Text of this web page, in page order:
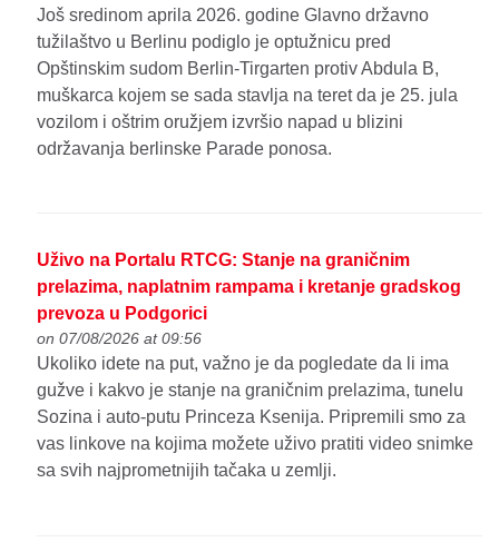
Još sredinom aprila 2026. godine Glavno državno
tužilaštvo u Berlinu podiglo je optužnicu pred
Opštinskim sudom Berlin-Tirgarten protiv Abdula B,
muškarca kojem se sada stavlja na teret da je 25. jula
vozilom i oštrim oružjem izvršio napad u blizini
održavanja berlinske Parade ponosa.
Uživo na Portalu RTCG: Stanje na graničnim
prelazima, naplatnim rampama i kretanje gradskog
prevoza u Podgorici
on 07/08/2026 at 09:56
Ukoliko idete na put, važno je da pogledate da li ima
gužve i kakvo je stanje na graničnim prelazima, tunelu
Sozina i auto-putu Princeza Ksenija. Pripremili smo za
vas linkove na kojima možete uživo pratiti video snimke
sa svih najprometnijih tačaka u zemlji.